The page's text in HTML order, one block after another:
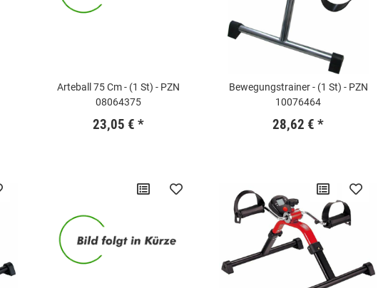
Arteball 75 Cm - (1 St) - PZN
08064375
23,05 € *
Bewegungstrainer - (1 St) - PZN
10076464
28,62 € *